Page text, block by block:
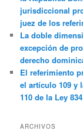
jurisdiccional
juez de los
La doble
excepción de
derecho
El referimiento
el artículo 109 y
110 de la Ley
ARCHIVOS